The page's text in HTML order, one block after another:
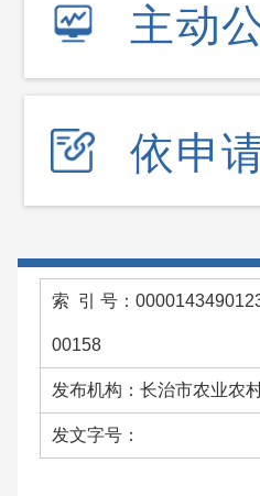
主动
依申
索 引 号：
00158
发布机构：长治市农业农
发文字号：